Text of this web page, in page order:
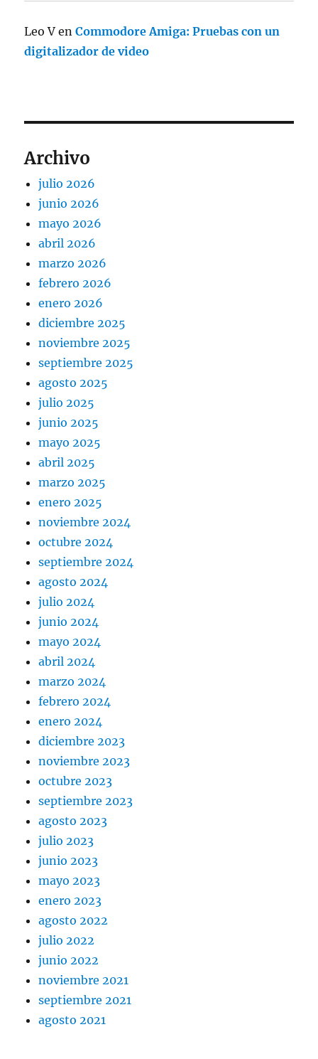
Leo V enCommodore Amiga: Pruebas con un
digitalizador de video
Archivo
julio 2026
junio 2026
mayo 2026
abril 2026
marzo 2026
febrero 2026
enero 2026
diciembre 2025
noviembre 2025
septiembre 2025
agosto 2025
julio 2025
junio 2025
mayo 2025
abril 2025
marzo 2025
enero 2025
noviembre 2024
octubre 2024
septiembre 2024
agosto 2024
julio 2024
junio 2024
mayo 2024
abril 2024
marzo 2024
febrero 2024
enero 2024
diciembre 2023
noviembre 2023
octubre 2023
septiembre 2023
agosto 2023
julio 2023
junio 2023
mayo 2023
enero 2023
agosto 2022
julio 2022
junio 2022
noviembre 2021
septiembre 2021
agosto 2021